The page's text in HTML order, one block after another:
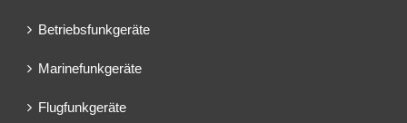
Betriebsfunkgeräte
Marinefunkgeräte
Flugfunkgeräte